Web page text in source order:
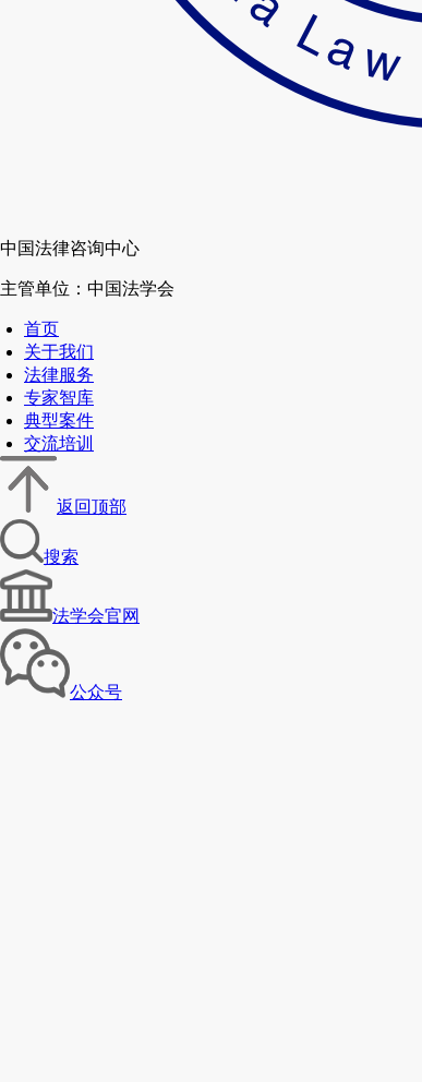
中国法律咨询中心
主管单位：中国法学会
首页
关于我们
法律服务
专家智库
典型案件
交流培训
返回顶部
搜索
法学会官网
公众号